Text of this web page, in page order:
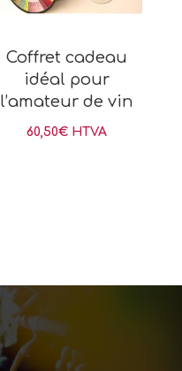
Coffret cadeau
idéal pour
l’amateur de vin
60,50€ HTVA